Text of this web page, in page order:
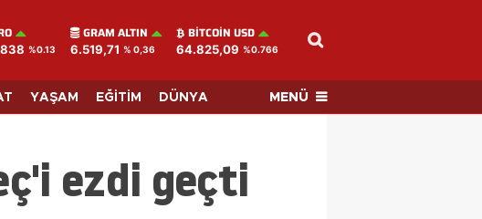
%0.13
GRAM ALTIN
6.519,71 % 0,36
BITCOIN USD
64.825,09 %0.766
YAŞAM EĞİTİM DÜNYA MENÜ
ezdi geçti